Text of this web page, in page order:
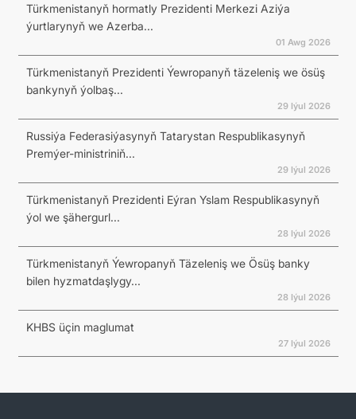
Türkmenistanyň hormatly Prezidenti Merkezi Aziýa
ýurtlarynyň we Azerba...
01 Awg 2026
Türkmenistanyň Prezidenti Ýewropanyň täzeleniş we ösüş
bankynyň ýolbaş...
29 Iýul 2026
Russiýa Federasiýasynyň Tatarystan Respublikasynyň
Premýer-ministriniň...
29 Iýul 2026
Türkmenistanyň Prezidenti Eýran Yslam Respublikasynyň
ýol we şähergurl...
28 Iýul 2026
Türkmenistanyň Ýewropanyň Täzeleniş we Ösüş banky
bilen hyzmatdaşlygy...
28 Iýul 2026
KHBS üçin maglumat
27 Iýul 2026